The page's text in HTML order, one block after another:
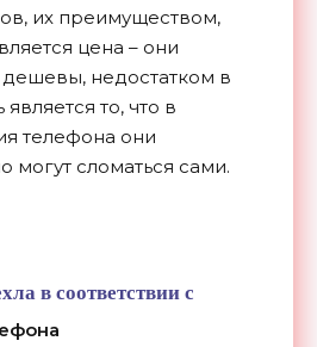
их преимуществом,
цена – они
дешевы, недостатком в
то, что в
телефона они
могут сломаться сами.
в соответствии с